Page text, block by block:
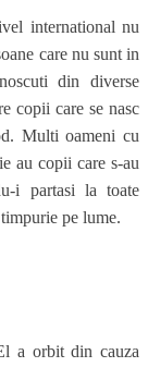
international nu
care nu sunt in
din diverse
copii care se nasc
Multi oameni cu
au copii care s-au
i partasi la toate
pe lume.
a orbit din cauza